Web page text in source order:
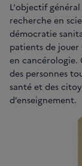
L'objectif
recherche en
démocratie
patients de jouer
en cancérologie.
des personnes
santé et des
d’enseignement.